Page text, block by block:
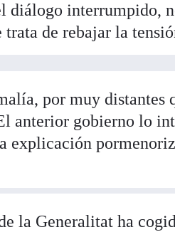
diálogo interrumpido,
trata de rebajar la
por muy distantes
anterior gobierno lo
explicación
la Generalitat ha